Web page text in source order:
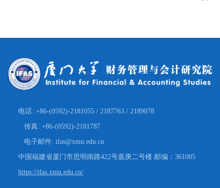
电话: +86-(0592)-2181055 / 2187763 / 2189078
传真: +86-(0592)-2181787
电子邮件: ifas@xmu.edu.cn
中国福建省厦门市思明南路422号嘉庚二号楼 邮编：361005
https://ifas.xmu.edu.cn/